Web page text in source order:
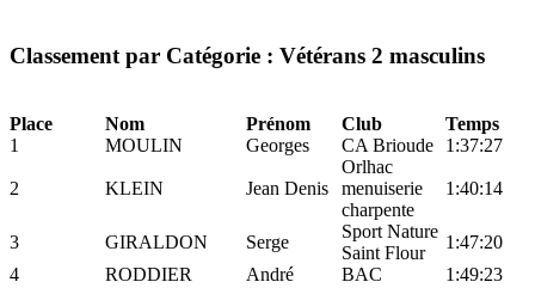
Classement par Catégorie : Vétérans 2 masculins
Place Nom Prénom Club
Temps
1
MOULIN Georges CA Brioude 1:37:27
2 KLEIN Jean Denis
Orlhac
menuiserie
charpente
1:40:14
3 GIRALDON Serge
Sport Nature
Saint Flour
1:47:20
4
RODDIER André BAC 1:49:23